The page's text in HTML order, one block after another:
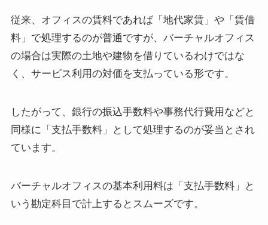
従来、オフィスの賃料であれば「地代家賃」や「賃借
料」で処理するのが普通ですが、バーチャルオフィス
の場合は実際の土地や建物を借りているわけではな
く、サービス利用の対価を支払っている形です。
したがって、銀行の振込手数料や事務代行費用などと
同様に「支払手数料」として処理するのが妥当とされ
ています。
バーチャルオフィスの基本利用料は「支払手数料」と
いう勘定科目で計上するとスムーズです。